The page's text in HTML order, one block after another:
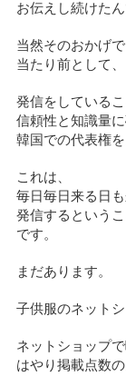
お伝えし続けたん
当然そのおかげ
当たり前として、
発信をしている
信頼性と知識量
韓国での代表権
これは、
毎日毎日来る日
発信するという
です。
まだあります。
子供服のネット
ネットショップ
はやり掲載点数